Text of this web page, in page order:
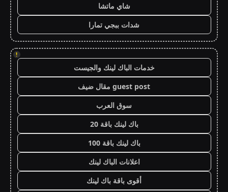
شاي ماتشا
شدات ببجي تمارا
!
خدمات الباك لينك والجيست
guest post مقال ضيف
سوق العرب
باك لينك باقة 20
باك لينك باقة 100
اعلانات الباك لينك
أقوى باقة باك لينك